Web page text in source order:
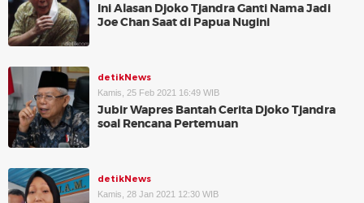
Ini Alasan Djoko Tjandra Ganti Nama Jadi
Joe Chan Saat di Papua Nugini
detikNews
Kamis, 25 Feb 2021 16:49 WIB
Jubir Wapres Bantah Cerita Djoko Tjandra
soal Rencana Pertemuan
detikNews
Kamis, 28 Jan 2021 12:30 WIB